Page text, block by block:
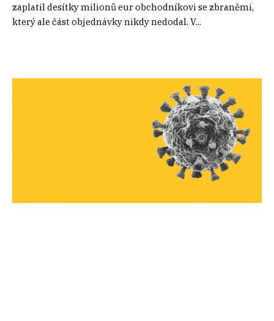
zaplatil desítky milionů eur obchodníkovi se zbraněmi,
který ale část objednávky nikdy nedodal. V...